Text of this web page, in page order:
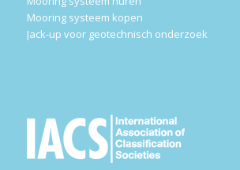
Mooring systeem kopen
Jack-up voor geotechnisch onderzoek